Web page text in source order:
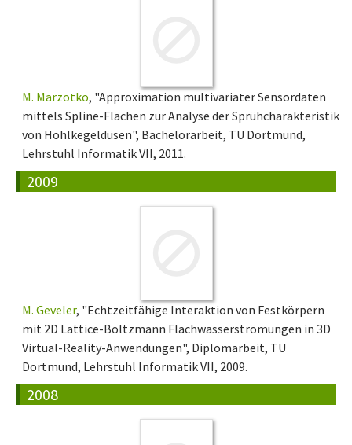
M. Marzotko, "Approximation multivariater Sensordaten
mittels Spline-Flächen zur Analyse der Sprühcharakteristik
von Hohlkegeldüsen", Bachelorarbeit, TU Dortmund,
Lehrstuhl Informatik VII, 2011.
2009
M. Geveler, "Echtzeitfähige Interaktion von Festkörpern
mit 2D Lattice-Boltzmann Flachwasserströmungen in 3D
Virtual-Reality-Anwendungen", Diplomarbeit, TU
Dortmund, Lehrstuhl Informatik VII, 2009.
2008